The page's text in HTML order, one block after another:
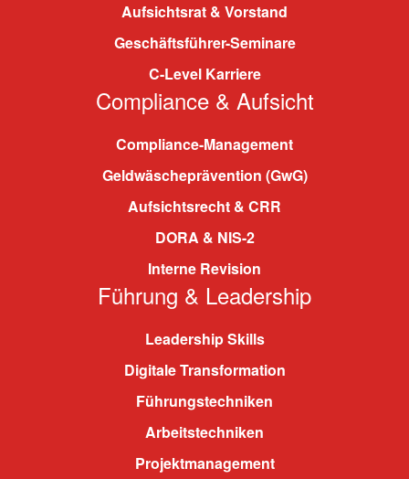
Aufsichtsrat & Vorstand
Geschäftsführer-Seminare
C-Level Karriere
Compliance & Aufsicht
Compliance-Management
Geldwäscheprävention (GwG)
Aufsichtsrecht & CRR
DORA & NIS-2
Interne Revision
Führung & Leadership
Leadership Skills
Digitale Transformation
Führungstechniken
Arbeitstechniken
Projektmanagement